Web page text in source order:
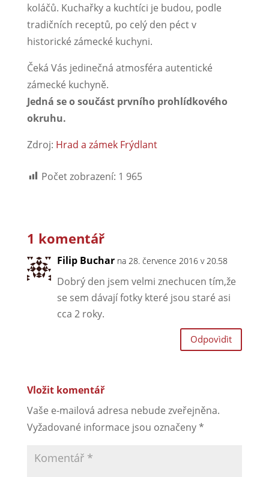
koláčů. Kuchařky a kuchtíci je budou, podle
tradičních receptů, po celý den péct v
historické zámecké kuchyni.
Čeká Vás jedinečná atmosféra autentické
zámecké kuchyně.
Jedná se o součást prvního prohlídkového
okruhu.
Zdroj: Hrad a zámek Frýdlant
Počet zobrazení: 1 965
1 komentář
Filip Buchar na 28. července 2016 v 20.58
Dobrý den jsem velmi znechucen tím,že
se sem dávají fotky které jsou staré asi
cca 2 roky.
Odpovìdìt
Vložit komentář
Vaše e-mailová adresa nebude zveřejněna.
Vyžadované informace jsou označeny*